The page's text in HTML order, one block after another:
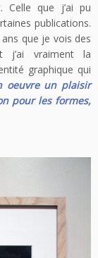
que j’ai pu
publications.
que je vois des
j’ai vraiment la
graphique qui
oeuvre un plaisir
pour les formes,